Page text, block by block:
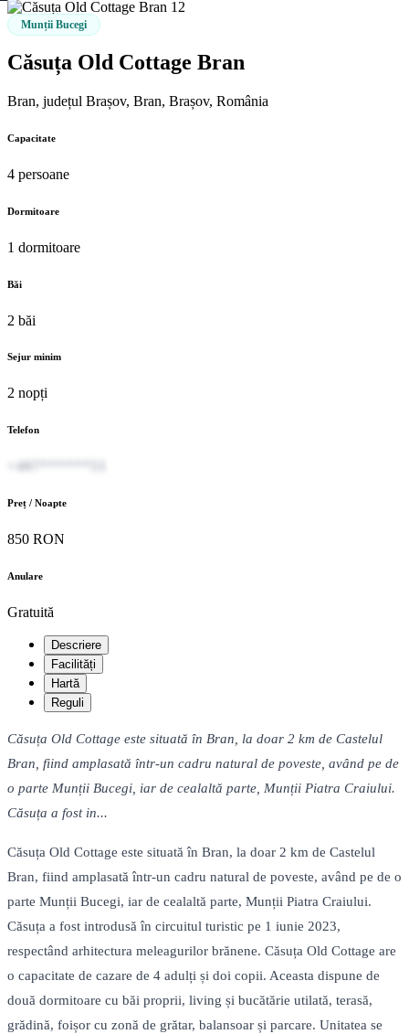
Munții Bucegi
Căsuța Old Cottage Bran
Bran, județul Brașov, Bran, Brașov, România
Capacitate
4 persoane
Dormitoare
1 dormitoare
Băi
2 băi
Sejur minim
2 nopți
Telefon
+407******51
Preț / Noapte
850 RON
Anulare
Gratuită
Descriere
Facilități
Hartă
Reguli
Căsuța Old Cottage este situată în Bran, la doar 2 km de Castelul
Bran, fiind amplasată într-un cadru natural de poveste, având pe de
o parte Munții Bucegi, iar de cealaltă parte, Munții Piatra Craiului.
Căsuța a fost in...
Căsuța Old Cottage este situată în Bran, la doar 2 km de Castelul
Bran, fiind amplasată într-un cadru natural de poveste, având pe de o
parte Munții Bucegi, iar de cealaltă parte, Munții Piatra Craiului.
Căsuța a fost introdusă în circuitul turistic pe 1 iunie 2023,
respectând arhitectura meleagurilor brănene. Căsuța Old Cottage are
o capacitate de cazare de 4 adulți și doi copii. Aceasta dispune de
două dormitoare cu băi proprii, living și bucătărie utilată, terasă,
grădină, foișor cu zonă de grătar, balansoar și parcare. Unitatea se